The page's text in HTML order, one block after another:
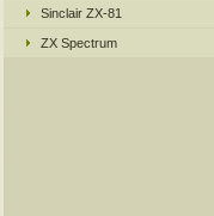
Sinclair ZX-81
ZX Spectrum